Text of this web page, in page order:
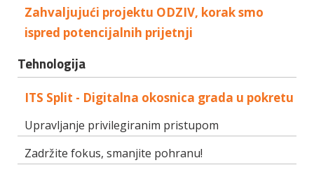
Zahvaljujući projektu ODZIV, korak smo
ispred potencijalnih prijetnji
Tehnologija
ITS Split - Digitalna okosnica grada u pokretu
Upravljanje privilegiranim pristupom
Zadržite fokus, smanjite pohranu!